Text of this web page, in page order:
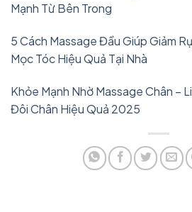
Mạnh Từ Bên Trong
5 Cách Massage Đầu Giúp Giảm
Mọc Tóc Hiệu Quả Tại Nhà
Khỏe Mạnh Nhờ Massage Chân –
Đôi Chân Hiệu Quả 2025